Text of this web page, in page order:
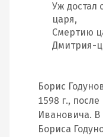
Уж достал
царя,
Смертию
Дмитрия-
Борис
1598 г.,
Ивановича. В
Бориса